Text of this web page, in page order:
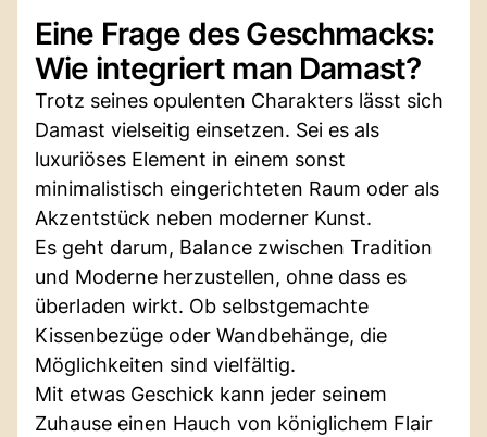
Eine Frage des Geschmacks:
Wie integriert man Damast?
Trotz seines opulenten Charakters lässt sich
Damast vielseitig einsetzen. Sei es als
luxuriöses Element in einem sonst
minimalistisch eingerichteten Raum oder als
Akzentstück neben moderner Kunst.
Es geht darum, Balance zwischen Tradition
und Moderne herzustellen, ohne dass es
überladen wirkt. Ob selbstgemachte
Kissenbezüge oder Wandbehänge, die
Möglichkeiten sind vielfältig.
Mit etwas Geschick kann jeder seinem
Zuhause einen Hauch von königlichem Flair